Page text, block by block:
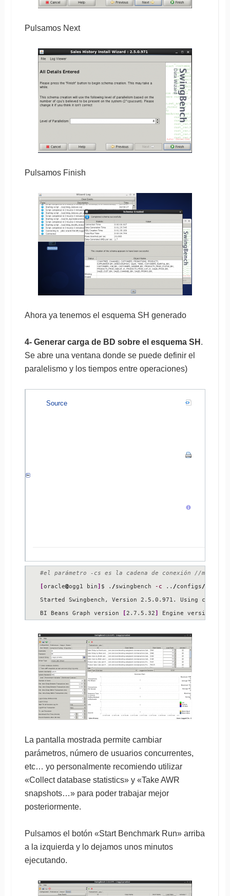
Pulsamos Next
Pulsamos Finish
Ahora ya tenemos el esquema SH generado
4- Generar carga de BD sobre el esquema SH .
Se abre una ventana donde se puede definir el
paralelismo y los tiempos entre operaciones)
Source
#el parámetro -cs es la cadena de conexión //
[oracle@ogg1 bin] $ . /swingbench -c .. /configs/
Started Swingbench, Version 2.5.0.971. Using config
BI Beans Graph version [ 2.7.5.32] Engine version
La pantalla mostrada permite cambiar
parámetros, número de usuarios concurrentes,
etc… yo personalmente recomiendo utilizar
«Collect database statistics» y «Take AWR
snapshots…» para poder trabajar mejor
posteriormente.
Pulsamos el botón «Start Benchmark Run» arriba
a la izquierda y lo dejamos unos minutos
ejecutando.